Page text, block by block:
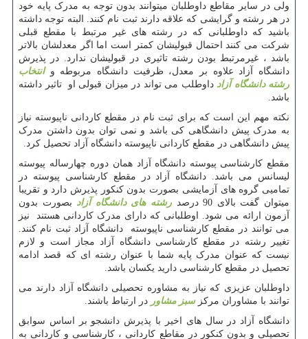
ولی در سایر مقاطع داوطلبان میتوانند بدون توجه به مدرک پایه خود
در هر رشته و گرایشی که علاقه دارند ثبت نام کنند. البته توجه داشته
باشید که داوطلبانی که در رشته های غیر مرتبط با مقطع قبلی
شرکت می کنند احتمال قبولیشان کمتر است اما اگر معدلشان بالاتر
باشد ، غیرمرتبط بودن رشته تاثیری در قبولیشان ندارد. در پذیرش
دانشگاه آزاد علاوه بر معدل، ظرفیت دانشگاه مربوطه وانتخاب
رشته دانشگاه آزاد داوطلب می تواند در میزان قبولی او تاثیر داشته
باشد.
نکته مهم این است که برای ثبت نام در مقطع کاردانی ناپیوسته نیاز
به مدرک پیش دانشگاهی کی باشد و نمی توان بدون داشتن مدرک
پیش دانشگاهی در مقطع کاردانی ناپیوسته دانشگاه آزاد تحصیل کرد.
مقطع کارشناسی پیوسته دانشگاه آزاد همان دوره چهارساله پیوسته
لیسانس می باشد. دانشگاه آزاد در مقطع کارشناسی پیوسته در
تمامیی گروه های آزمایشی بصورت بدون کنکور پذیرش دارد و تقریبا
میتوان گفت بالای 90 درصد
رشته های دانشگاه آزاد بصورت بدون
آزمون ارائه می شود. اوطلبانی که دارای مدرک کاردانی هستند نیز
می توانند در مقطع کارشناسی ناپیوسته دانشگاه آزاد ثبت نام کنند.
تغییر رشته در مقطع کارشناسی دانشگاه آزاد مجاز است و لازم
نیست که عنوان مدرک پایه شما با عنوان رشته ای که قصد ادامه
تحصیل در مقطع کارشناسی دارید یکسان باشد.
داوطلبان عزیزی که نیاز به مشاوره تحصیلی دانشگاه آزاد دارند می
توانند با مشاوران مرکزسبز مشاور در ارتباط باشند.
دانشگاه آزاد در سال های اخیر با پذیرش دانشجو بر اساس سوابق
تحصیلی و بدون کنکور در مقاطع کاردانی ، کارشناسی و کاردانی به